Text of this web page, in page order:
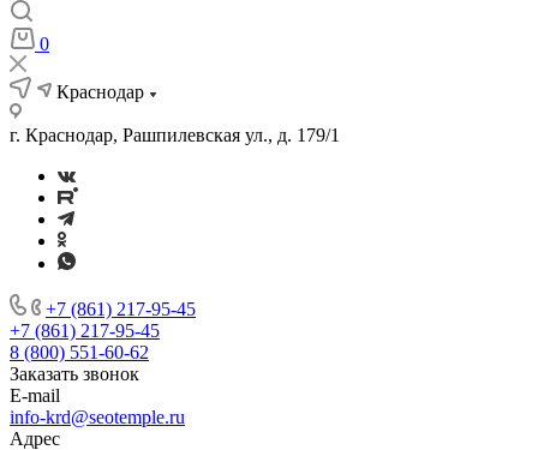
0
Краснодар
г. Краснодар, Рашпилевская ул., д. 179/1
+7 (861) 217-95-45
+7 (861) 217-95-45
8 (800) 551-60-62
Заказать звонок
E-mail
info-krd@seotemple.ru
Адрес